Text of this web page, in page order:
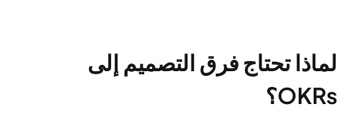
لماذا تحتاج فرق التصميم إلى
OKRs؟